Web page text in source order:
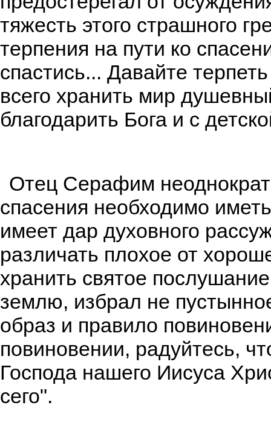
тяжесть этого страшного
терпения на пути ко
спастись... Давайте
всего хранить мир
благодарить Бога и с
Отец Серафим
спасения необходимо
имеет дар духовного
различать плохое от
хранить святое
землю, избрал не
образ и правило
повиновении, радуйтесь,
Господа нашего Иисуса
сего".